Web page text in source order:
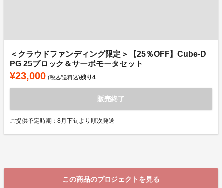
＜クラウドファンディング限定＞【25％OFF】Cube-D
PG 25ブロック＆サーボモータセット
¥23,000 (税込/送料込)残り4
販売終了
ご提供予定時期：8月下旬より順次発送
この商品のプロジェクトを見る